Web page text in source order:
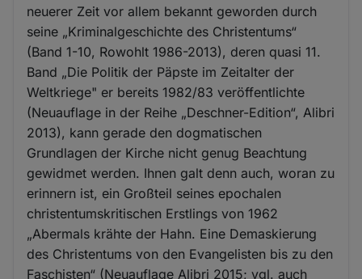
neuerer Zeit vor allem bekannt geworden durch
seine „Kriminalgeschichte des Christentums“
(Band 1-10, Rowohlt 1986-2013), deren quasi 11.
Band „Die Politik der Päpste im Zeitalter der
Weltkriege" er bereits 1982/83 veröffentlichte
(Neuauflage in der Reihe „Deschner-Edition“, Alibri
2013), kann gerade den dogmatischen
Grundlagen der Kirche nicht genug Beachtung
gewidmet werden. Ihnen galt denn auch, woran zu
erinnern ist, ein Großteil seines epochalen
christentumskritischen Erstlings von 1962
„Abermals krähte der Hahn. Eine Demaskierung
des Christentums von den Evangelisten bis zu den
Faschisten“ (Neuauflage Alibri 2015; vgl. auch